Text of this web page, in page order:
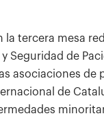
tercera mesa
Seguridad de
asociaciones de
de